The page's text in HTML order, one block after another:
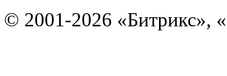
© 2001-2026 «Битрикс»,